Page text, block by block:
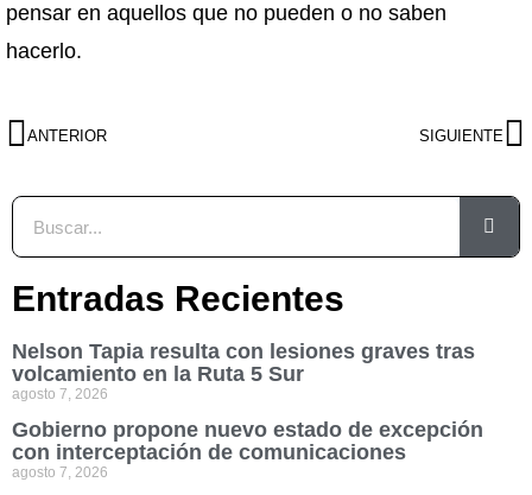
pensar en aquellos que no pueden o no saben
hacerlo.
ANTERIOR SIGUIENTE
Entradas Recientes
Nelson Tapia resulta con lesiones graves tras
volcamiento en la Ruta 5 Sur
agosto 7, 2026
Gobierno propone nuevo estado de excepción
con interceptación de comunicaciones
agosto 7, 2026